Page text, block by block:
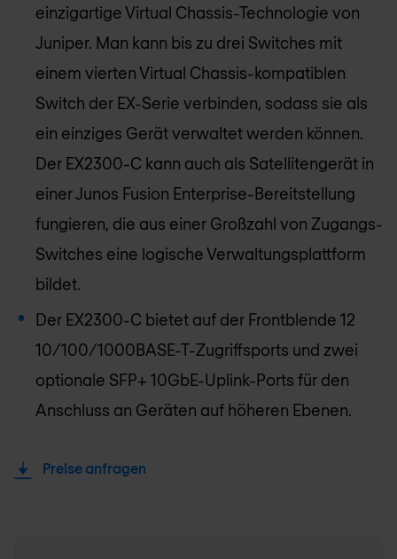
einzigartige Virtual Chassis-Technologie von
Juniper. Man kann bis zu drei Switches mit
einem vierten Virtual Chassis-kompatiblen
Switch der EX-Serie verbinden, sodass sie als
ein einziges Gerät verwaltet werden können.
Der EX2300-C kann auch als Satellitengerät in
einer Junos Fusion Enterprise-Bereitstellung
fungieren, die aus einer Großzahl von Zugangs-
Switches eine logische Verwaltungsplattform
bildet.
Der EX2300-C bietet auf der Frontblende 12
10/100/1000BASE-T-Zugriffsports und zwei
optionale SFP+ 10GbE-Uplink-Ports für den
Anschluss an Geräten auf höheren Ebenen.
Preise anfragen